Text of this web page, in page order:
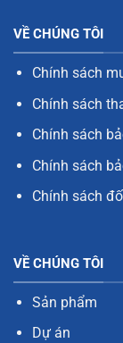
VỀ CHÚNG TÔI
Chính sách
Chính sách
Chính sách
Chính sách
Chính sách
VỀ CHÚNG TÔI
Sản phẩm
Dự án